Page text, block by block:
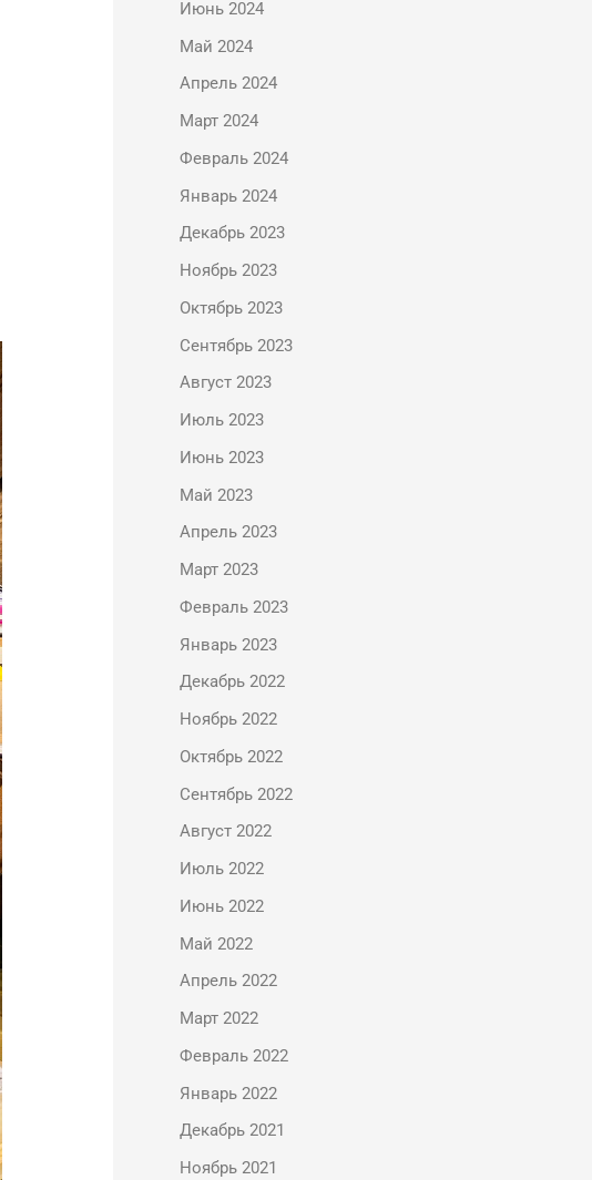
Июнь 2024
Май 2024
Апрель 2024
Март 2024
Февраль 2024
Январь 2024
Декабрь 2023
Ноябрь 2023
Октябрь 2023
Сентябрь 2023
Август 2023
Июль 2023
Июнь 2023
Май 2023
Апрель 2023
Март 2023
Февраль 2023
Январь 2023
Декабрь 2022
Ноябрь 2022
Октябрь 2022
Сентябрь 2022
Август 2022
Июль 2022
Июнь 2022
Май 2022
Апрель 2022
Март 2022
Февраль 2022
Январь 2022
Декабрь 2021
Ноябрь 2021